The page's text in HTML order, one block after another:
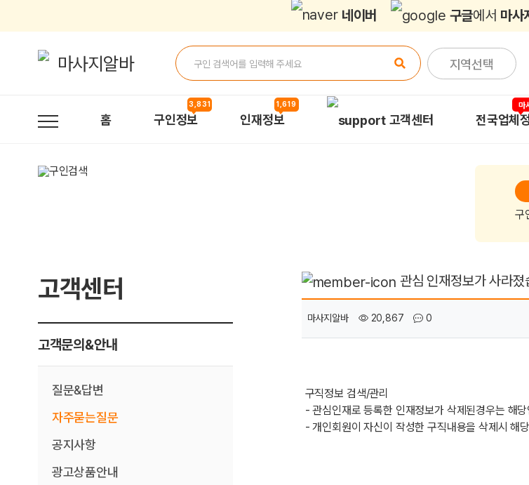
관심 인재정보가 사라졌습니다. 어떻게 된건가요? > 자주묻는질문 | 마사지알바
네이버 구글에서 마사
지역선택
홈 구인정보
3,831
인재정보
1,619
고객센터 전국업체
마
구
고객센터
고객문의&안내
질문&답변
자주묻는질문
공지사항
광고상품안내
관심 인재정보가 사라
작성자
마사지알바 20,867 조회 0
구직정보 검색/관리
- 관심인재로 등록한 인재정보가 삭제된경우는 해
- 개인회원이 자신이 작성한 구직내용을 삭제시 해